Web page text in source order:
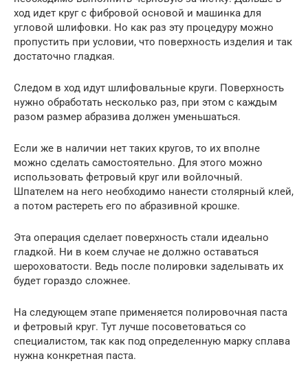
ход идет круг с фибровой основой и машинка для
угловой шлифовки. Но как раз эту процедуру можно
пропустить при условии, что поверхность изделия и так
достаточно гладкая.
Следом в ход идут шлифовальные круги. Поверхность
нужно обработать несколько раз, при этом с каждым
разом размер абразива должен уменьшаться.
Если же в наличии нет таких кругов, то их вполне
можно сделать самостоятельно. Для этого можно
использовать фетровый круг или войлочный.
Шпателем на него необходимо нанести столярный клей,
а потом растереть его по абразивной крошке.
Эта операция сделает поверхность стали идеально
гладкой. Ни в коем случае не должно оставаться
шероховатости. Ведь после полировки заделывать их
будет гораздо сложнее.
На следующем этапе применяется полировочная паста
и фетровый круг. Тут лучше посоветоваться со
специалистом, так как под определенную марку сплава
нужна конкретная паста.